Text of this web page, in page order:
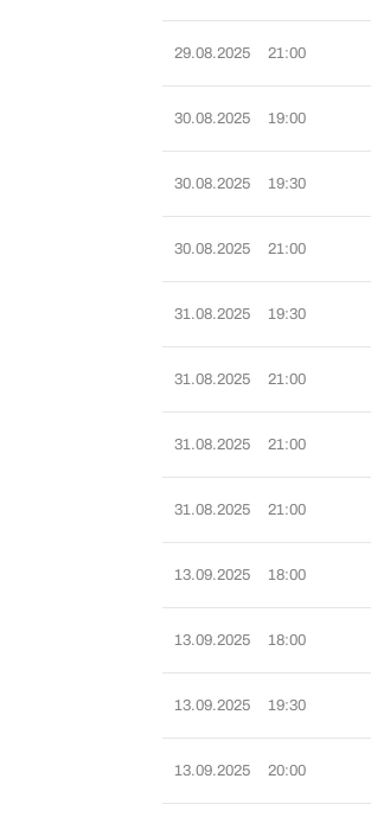
29.08.2025 21:00
30.08.2025 19:00
30.08.2025 19:30
30.08.2025 21:00
31.08.2025 19:30
31.08.2025 21:00
31.08.2025 21:00
31.08.2025 21:00
13.09.2025 18:00
13.09.2025 18:00
13.09.2025 19:30
13.09.2025 20:00